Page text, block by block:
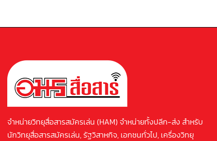
จำหน่ายวิทยุสื่อสารสมัครเล่น (HAM) จำหน่ายทั้งปลีก-ส่ง สำหรับ
นักวิทยุสื่อสารสมัครเล่น, รัฐวิสาหกิจ, เอกชนทั่วไป, เครื่องวิทยุ